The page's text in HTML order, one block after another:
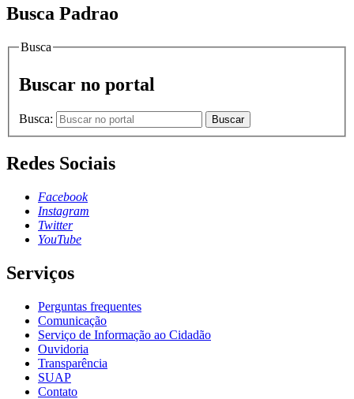
Busca Padrao
Busca
Buscar no portal
Busca: Buscar
Redes Sociais
Facebook
Instagram
Twitter
YouTube
Serviços
Perguntas frequentes
Comunicação
Serviço de Informação ao Cidadão
Ouvidoria
Transparência
SUAP
Contato